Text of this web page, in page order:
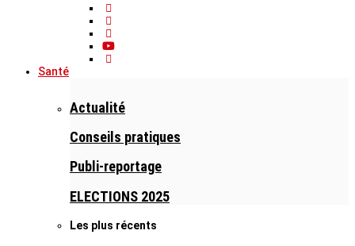
Santé
Actualité
Conseils pratiques
Publi-reportage
ELECTIONS 2025
Les plus récents